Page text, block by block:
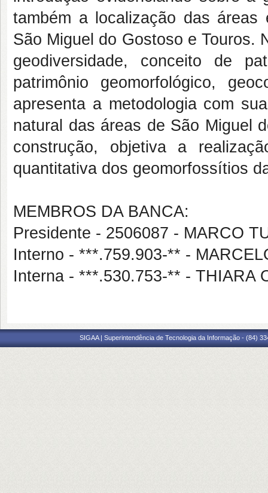
também a localização das
São Miguel do Gostoso e Touros.
geodiversidade, conceito de
patrimônio geomorfológico,
apresenta a metodologia com
natural das áreas de São Miguel
construção, objetiva a
quantitativa dos geomorfossítios
MEMBROS DA BANCA:
Presidente - 2506087 - MARCO
Interno - ***.759.903-** -
Interna - ***.530.753-** - THIARA
SIGAA | Superintendência de Tecnologia da Informação - (84)